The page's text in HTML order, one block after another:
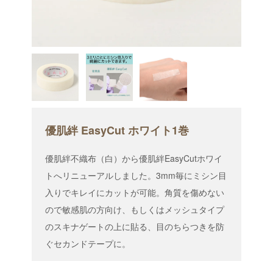
優肌絆 EasyCut ホワイト1巻
優肌絆不織布（白）から優肌絆EasyCutホワイ
トへリニューアルしました。3mm毎にミシン目
入りでキレイにカットが可能。角質を傷めない
ので敏感肌の方向け、もしくはメッシュタイプ
のスキナゲートの上に貼る、目のちらつきを防
ぐセカンドテープに。